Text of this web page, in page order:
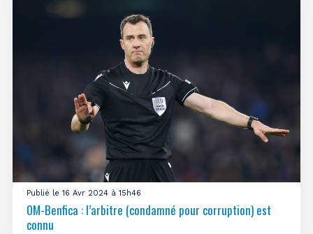
Publié le 16 Avr 2024 à 15h46
OM-Benfica : l’arbitre (condamné pour corruption) est
connu